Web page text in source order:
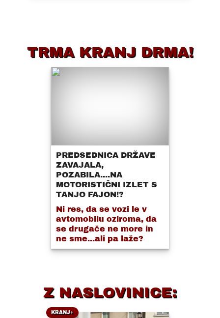
TRMA KRANJ DRMA!
PREDSEDNICA DRŽAVE
ZAVAJALA,
POZABILA....NA
MOTORISTIČNI IZLET S
TANJO FAJON!?
Ni res, da se vozi le v
avtomobilu oziroma, da
se drugače ne more in
ne sme...ali pa laže?
Z NASLOVINICE:
KRANJ+